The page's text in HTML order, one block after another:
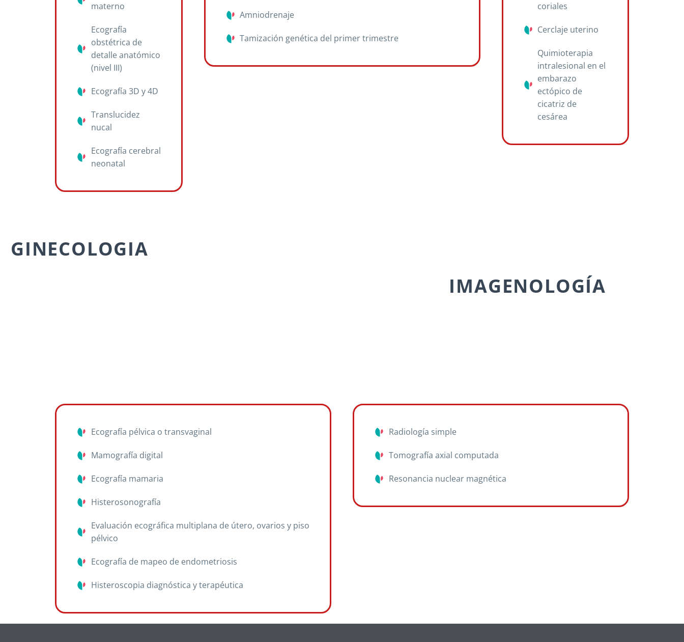
materno
Ecografía
obstétrica de
detalle anatómico
(nivel III)
Ecografía 3D y 4D
Translucidez
nucal
Ecografía cerebral
neonatal
Amniodrenaje
Tamización genética del primer trimestre
coriales
Cerclaje uterino
Quimioterapia
intralesional en el
embarazo
ectópico de
cicatriz de
cesárea
GINECOLOGIA
IMAGENOLOGÍA
Ecografía pélvica o transvaginal
Mamografía digital
Ecografía mamaria
Histerosonografía
Evaluación ecográfica multiplana de útero, ovarios y piso
pélvico
Ecografía de mapeo de endometriosis
Histeroscopia diagnóstica y terapéutica
Radiología simple
Tomografía axial computada
Resonancia nuclear magnética